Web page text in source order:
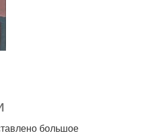
большое